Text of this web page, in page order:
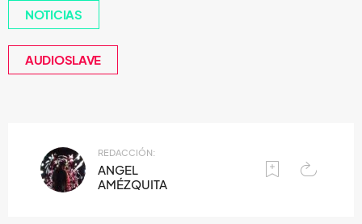
NOTICIAS
AUDIOSLAVE
REDACCIÓN:
ANGEL
AMÉZQUITA